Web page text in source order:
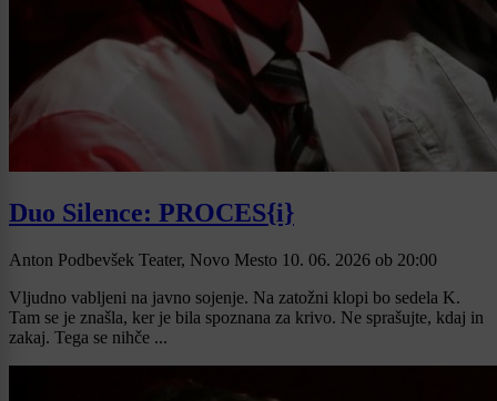
Duo Silence: PROCES{i}
Anton Podbevšek Teater, Novo Mesto 10. 06. 2026 ob 20:00
Vljudno vabljeni na javno sojenje. Na zatožni klopi bo sedela K.
Tam se je znašla, ker je bila spoznana za krivo. Ne sprašujte, kdaj in
zakaj. Tega se nihče ...